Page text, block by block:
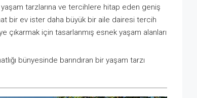
tarzlarına ve tercihlere hitap eden geniş
bir ev ister daha büyük bir aile dairesi tercih
çıkarmak için tasarlanmış esnek yaşam alanları
bünyesinde barındıran bir yaşam tarzı